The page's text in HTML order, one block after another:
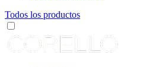
Todos los productos